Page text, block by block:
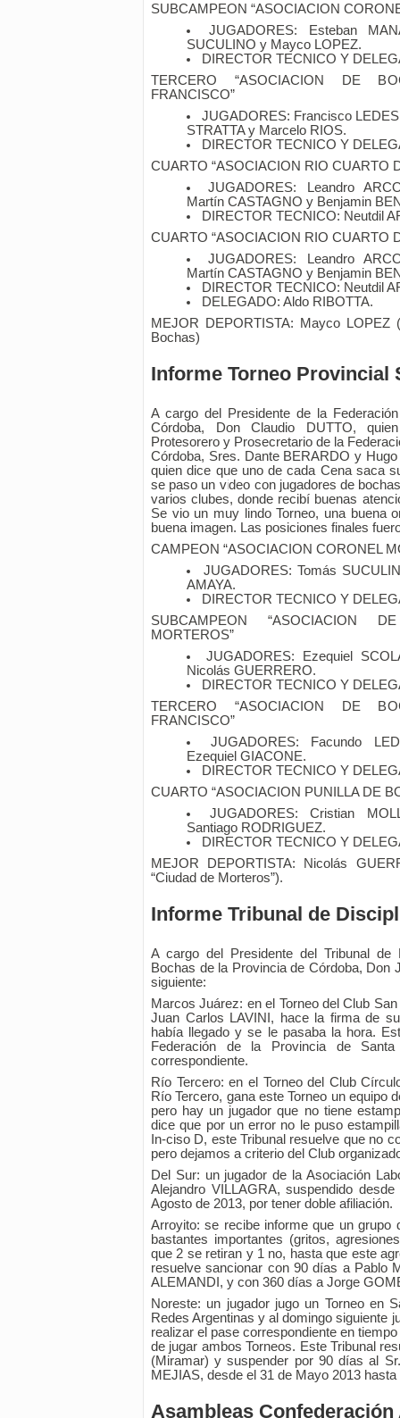
SUBCAMPEON “ASOCIACION
JUGADORES: Esteban
SUCULINO y Mayco LOPEZ.
DIRECTOR TECNICO Y
TERCERO “ASOCIACION DE
FRANCISCO”
JUGADORES: Francisco
STRATTA y Marcelo RIOS.
DIRECTOR TECNICO Y
CUARTO “ASOCIACION RIO CUARTO
JUGADORES: Leandro
Martín CASTAGNO y Benjamin
DIRECTOR TECNICO: Neutdil
CUARTO “ASOCIACION RIO CUARTO
JUGADORES: Leandro
Martín CASTAGNO y Benjamin
DIRECTOR TECNICO: Neutdil
DELEGADO: Aldo RIBOTTA.
MEJOR DEPORTISTA: Mayco LOPEZ
Bochas)
Informe Torneo Provincial
A cargo del Presidente de la
Córdoba, Don Claudio DUTTO,
Protesorero y Prosecretario de la
Córdoba, Sres. Dante BERARDO y
quien dice que uno de cada Cena saca
se paso un video con jugadores de
varios clubes, donde recibí buenas
Se vio un muy lindo Torneo, una buena
buena imagen. Las posiciones finales
CAMPEON “ASOCIACION CORONEL
JUGADORES: Tomás
AMAYA.
DIRECTOR TECNICO Y
SUBCAMPEON “ASOCIACION
MORTEROS”
JUGADORES: Ezequiel
Nicolás GUERRERO.
DIRECTOR TECNICO Y
TERCERO “ASOCIACION DE
FRANCISCO”
JUGADORES: Facundo
Ezequiel GIACONE.
DIRECTOR TECNICO Y
CUARTO “ASOCIACION PUNILLA DE
JUGADORES: Cristian
Santiago RODRIGUEZ.
DIRECTOR TECNICO Y
MEJOR DEPORTISTA: Nicolás
“Ciudad de Morteros”).
Informe Tribunal de
A cargo del Presidente del Tribunal de
Bochas de la Provincia de Córdoba, Don
siguiente:
Marcos Juárez: en el Torneo del Club
Juan Carlos LAVINI, hace la firma de
había llegado y se le pasaba la hora.
Federación de la Provincia de
correspondiente.
Río Tercero: en el Torneo del Club
Río Tercero, gana este Torneo un equipo
pero hay un jugador que no tiene
dice que por un error no le puso
In-ciso D, este Tribunal resuelve que no
pero dejamos a criterio del Club
Del Sur: un jugador de la Asociación
Alejandro VILLAGRA, suspendido
Agosto de 2013, por tener doble afiliación.
Arroyito: se recibe informe que un grupo
bastantes importantes (gritos,
que 2 se retiran y 1 no, hasta que este
resuelve sancionar con 90 días a Pablo
ALEMANDI, y con 360 días a Jorge
Noreste: un jugador jugo un Torneo en
Redes Argentinas y al domingo siguiente
realizar el pase correspondiente en
de jugar ambos Torneos. Este Tribunal
(Miramar) y suspender por 90 días al
MEJIAS, desde el 31 de Mayo 2013
Asambleas Confederación